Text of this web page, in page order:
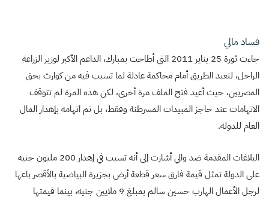
فساد مالي
جاءت ثورة 25 يناير 2011 التي أطاحت بمبارك، الداعم الأكبر لوزير الزراعة
الراحل، لتعبد الطريق أمام محاكمة عادلة لما تسبب فيه من كوارث بحق
المصريين، حيث أعيد فتح الملف مرة أخرى، لكن هذه المرة لم تتوقف
الاتهامات عند حاجز المبيدات المسرطنة وفقط، بل تم اتهامه بإهدار المال
العام للدولة.
البلاغات المقدمة ضد والي أشارت إلى أنه تسبب في إهدار 200 مليون جنيه
على الدولة تمثل قيمة فارق سعر قطعة أرض بجزيرة البياضية بالأقصر باعها
لرجل الأعمال الهارب حسين سالم بمبلغ 9 ملايين جنيه، بينما قيمتها